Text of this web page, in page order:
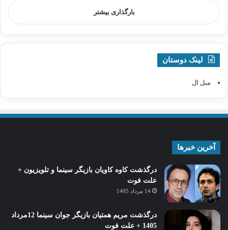
بارگذاری بیشتر
لینک دوستان
مبل ال
آخرین خبرها
درگذشت کاوه کاویان بازیگر سینما و تلویزیون +
علت فوت
14 مرداد 1405
درگذشت مریم همتیان بازیگر جوان سینما 12مرداد
1405 + علت فوت